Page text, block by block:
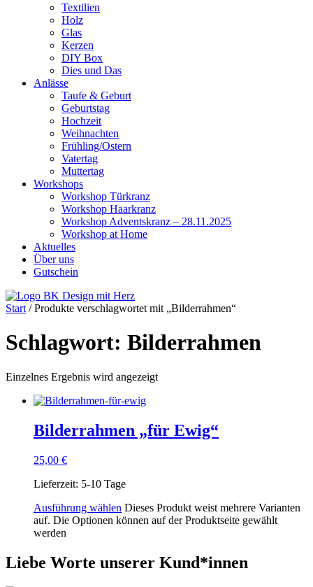
Textilien
Holz
Glas
Kerzen
DIY Box
Dies und Das
Anlässe
Taufe & Geburt
Geburtstag
Hochzeit
Weihnachten
Frühling/Ostern
Vatertag
Muttertag
Workshops
Workshop Türkranz
Workshop Haarkranz
Workshop Adventskranz – 28.11.2025
Workshop at Home
Aktuelles
Über uns
Gutschein
Start / Produkte verschlagwortet mit „Bilderrahmen“
Schlagwort: Bilderrahmen
Einzelnes Ergebnis wird angezeigt
Bilderrahmen „für Ewig“
25,00 €
Lieferzeit: 5-10 Tage
Ausführung wählen Dieses Produkt weist mehrere Varianten
auf. Die Optionen können auf der Produktseite gewählt
werden
Liebe Worte unserer Kund*innen